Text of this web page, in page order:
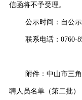
信函将不予受理。
公示时间：自公
联系电话：0760-
附件：中山市三
聘人员名单（第二批）